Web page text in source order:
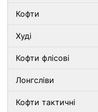
Кофти
Худі
Кофти флісові
Лонгсліви
Кофти тактичні